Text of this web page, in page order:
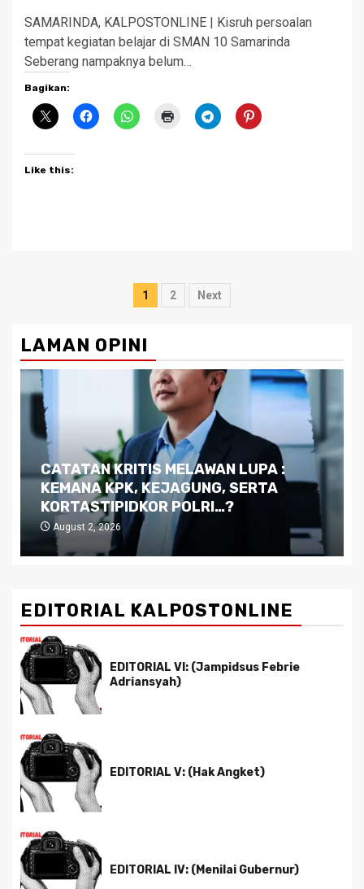
SAMARINDA, KALPOSTONLINE | Kisruh persoalan
tempat kegiatan belajar di SMAN 10 Samarinda
Seberang nampaknya belum…
Bagikan:
Like this:
Posts
1 2 Next
LAMAN OPINI
Dilema Kaltim di Tengah Krisis:
Kutukan Sumber Daya Alam dan
Pemimpin yang Tak Kreatif
July 29, 2026
EDITORIAL KALPOSTONLINE
EDITORIAL VI: (Jampidsus Febrie
Adriansyah)
EDITORIAL V: (Hak Angket)
EDITORIAL IV: (Menilai Gubernur)